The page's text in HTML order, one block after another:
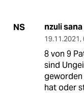
NS nzuli sana
19.11.2021,
8 von 9
sind
geworden
hat oder